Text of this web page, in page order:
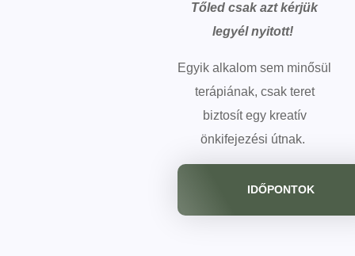
Tőled csak azt kérjük
legyél nyitott!
Egyik alkalom sem minősül
terápiának, csak teret
biztosít egy kreatív
önkifejezési útnak.
IDŐPONTOK